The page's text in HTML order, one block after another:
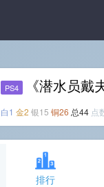
PS4 《潜水员戴
白1 金2 银15 铜26 总44 点
排行